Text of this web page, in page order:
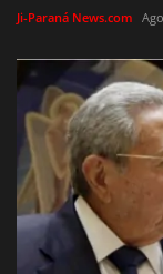
Ji-Paraná News.com